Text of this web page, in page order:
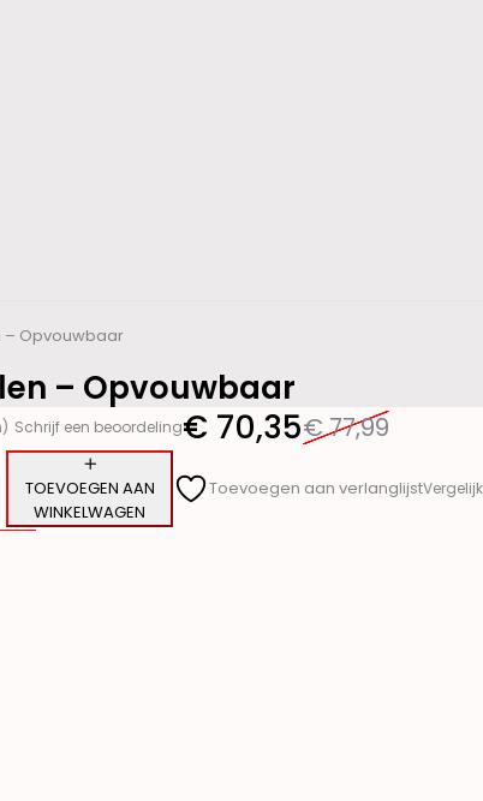
– Opvouwbaar
– Opvouwbaar
Schrijf een beoordeling €77,99
€ 70,35
TOEVOEGEN AAN
WINKELWAGEN
Toevoegen aan verlanglijstVergelijk